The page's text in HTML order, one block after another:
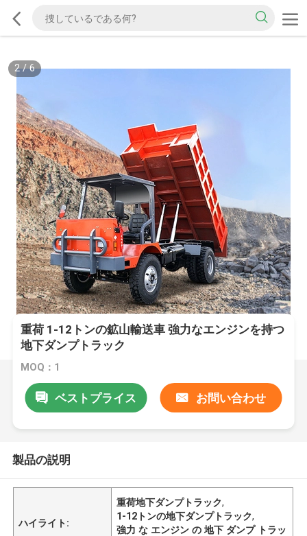
2/6
重荷 1-12トンの鉱山輸送車 強力なエンジンを持つ
地下ダンプトラック
MOQ：1
ベストプライス お問い合わせ
製品の説明
ハイライト:
重荷地下ダンプトラック,
1-12トンの地下ダンプトラック,
強力 な エンジン の 地下 ダンプ トラッ